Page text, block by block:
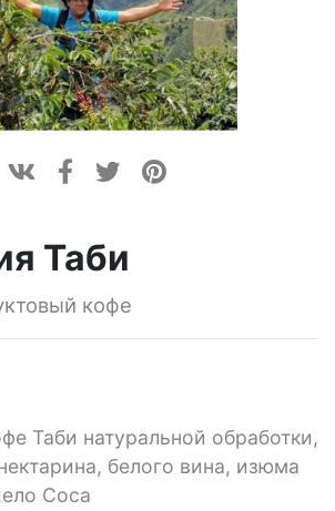
Таби
кофе
Таби натуральной обработки,
белого вина, изюма
Соса